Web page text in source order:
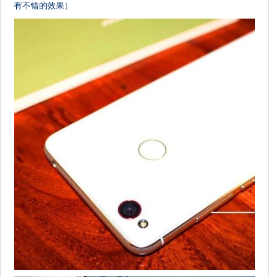
有不错的效果）